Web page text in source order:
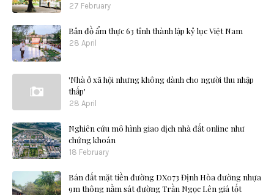
27 February
Bản đồ ẩm thực 63 tỉnh thành lập kỷ lục Việt Nam
28 April
'Nhà ở xã hội nhưng không dành cho người thu nhập
thấp'
28 April
Nghiên cứu mô hình giao dịch nhà đất online như
chứng khoán
18 February
Bán đất mặt tiền đường DX073 Định Hòa đường nhựa
9m thông nằm sát đường Trần Ngọc Lên giá tốt